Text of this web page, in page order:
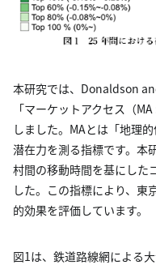
本研究では、Donaldson
「マーケットアクセス（
しました。MAとは「地理
潜在力を測る指標です。本
村間の移動時間を基にした
した。この指標により、東
的効果を評価しています。
図1は、鉄道路線網による